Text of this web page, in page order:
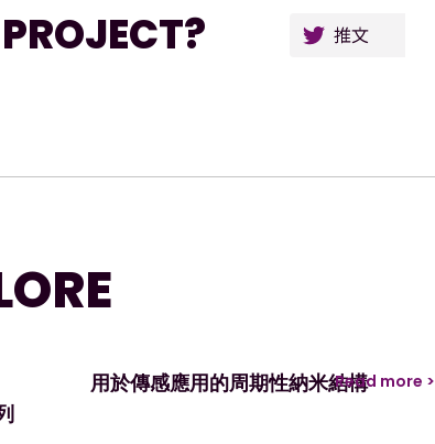
用於傳感應用的周期性納米結構Read more >